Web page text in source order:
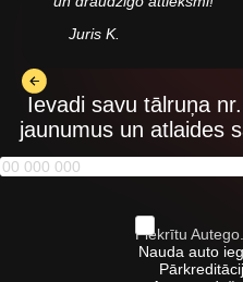
Juris K.
Ievadi savu tālruņa
jaunumus un atlaides
Piekrītu
Nauda auto